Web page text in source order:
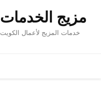
مزيج الخدمات
خدمات المزيج لأعمال الكويت